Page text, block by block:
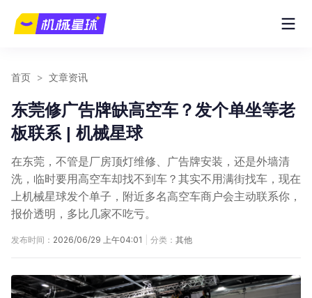
首页 > 文章资讯
东莞修广告牌缺高空车？发个单坐等老
板联系 | 机械星球
在东莞，不管是厂房顶灯维修、广告牌安装，还是外墙清
洗，临时要用高空车却找不到车？其实不用满街找车，现在
上机械星球发个单子，附近多名高空车商户会主动联系你，
报价透明，多比几家不吃亏。
发布时间： 2026/06/29 上午04:01 分类： 其他